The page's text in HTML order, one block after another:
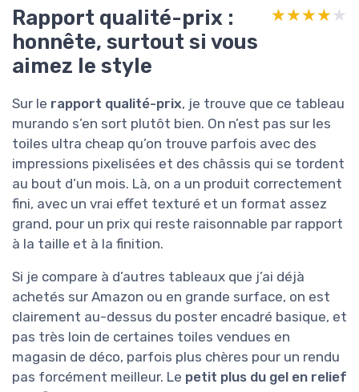
Rapport qualité-prix :
honnête, surtout si vous
aimez le style
★★★★★
★★★★★
Sur le rapport qualité-prix, je trouve que ce tableau
murando s’en sort plutôt bien. On n’est pas sur les
toiles ultra cheap qu’on trouve parfois avec des
impressions pixelisées et des châssis qui se tordent
au bout d’un mois. Là, on a un produit correctement
fini, avec un vrai effet texturé et un format assez
grand, pour un prix qui reste raisonnable par rapport
à la taille et à la finition.
Si je compare à d’autres tableaux que j’ai déjà
achetés sur Amazon ou en grande surface, on est
clairement au-dessus du poster encadré basique, et
pas très loin de certaines toiles vendues en
magasin de déco, parfois plus chères pour un rendu
pas forcément meilleur. Le petit plus du gel en relief